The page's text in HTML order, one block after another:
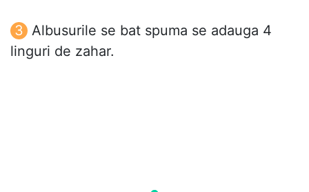
Albusurile se bat spuma se adauga 4
linguri de zahar.